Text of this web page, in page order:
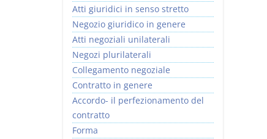
Atti giuridici in senso stretto
Negozio giuridico in genere
Atti negoziali unilaterali
Negozi plurilaterali
Collegamento negoziale
Contratto in genere
Accordo- il perfezionamento del
contratto
Forma